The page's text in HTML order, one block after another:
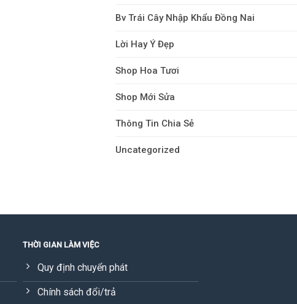
Bv Trái Cây Nhập Khẩu Đồng Nai
Lời Hay Ý Đẹp
Shop Hoa Tươi
Shop Mới Sửa
Thông Tin Chia Sẻ
Uncategorized
THỜI GIAN LÀM VIỆC
Quy định chuyển phát
Chính sách đổi/trả